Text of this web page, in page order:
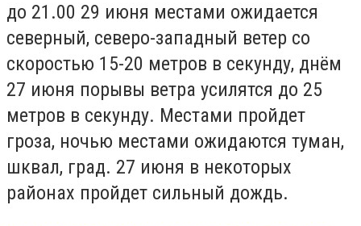
до 21.00 29 июня местами ожидается
северный, северо-западный ветер со
скоростью 15-20 метров в секунду, днём
27 июня порывы ветра усилятся до 25
метров в секунду. Местами пройдет
гроза, ночью местами ожидаются туман,
шквал, град. 27 июня в некоторых
районах пройдет сильный дождь.